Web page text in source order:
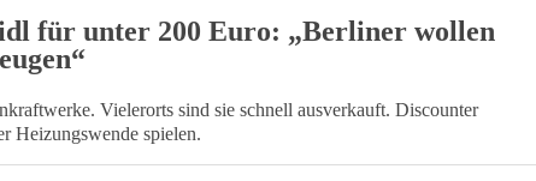
für unter 200 Euro: „Berliner wollen
Vielerorts sind sie schnell ausverkauft. Discounter
Heizungswende spielen.